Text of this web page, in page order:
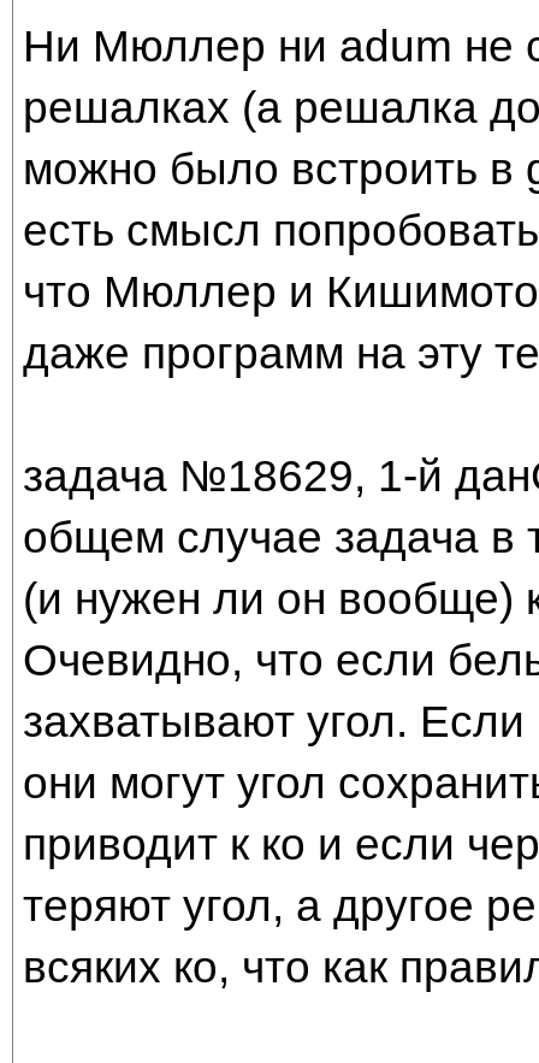
Ни Мюллер ни adum не
решалках (а решалка
можно было встроить в
есть смысл
что Мюллер и Кишимото
даже программ на эту
задача №18629, 1-й
общем случае задача в
(и нужен ли он вообще)
Очевидно, что если
захватывают угол.
они могут угол
приводит к ко и если
теряют угол, а другое
всяких ко, что как